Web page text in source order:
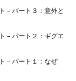
– パート３：意外と
– パート２：ギグエ
– パート１：なぜ